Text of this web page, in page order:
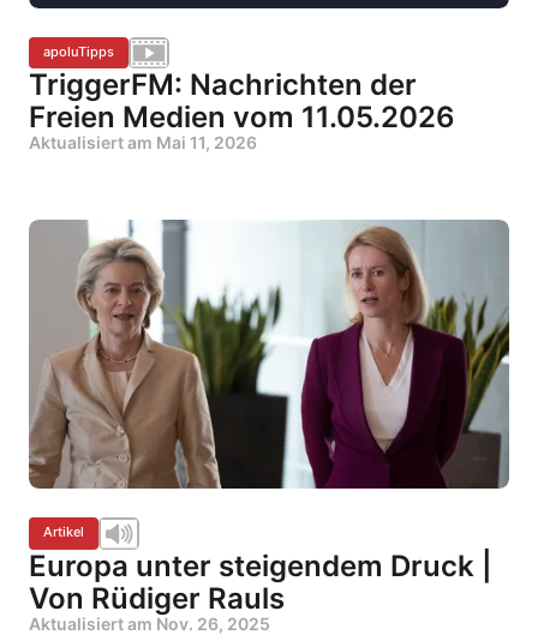
apoluTipps
TriggerFM: Nachrichten der
Freien Medien vom 11.05.2026
Aktualisiert am Mai 11, 2026
Artikel
Europa unter steigendem Druck |
Von Rüdiger Rauls
Aktualisiert am Nov. 26, 2025